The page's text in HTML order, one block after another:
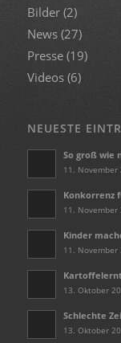
Bilder(2)
News(27)
Presse(19)
Videos(6)
NEUESTE
So groß wie
11. November
Konkorrenz
11. November
Kinder
11. November
13. Oktober
Schlechte
13. Oktober